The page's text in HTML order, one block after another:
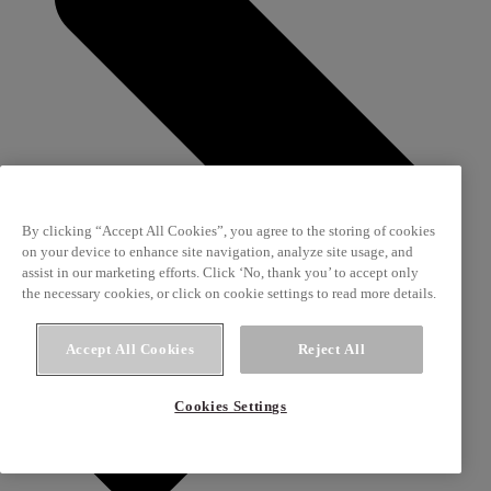
By clicking “Accept All Cookies”, you agree to the storing of cookies
on your device to enhance site navigation, analyze site usage, and
assist in our marketing efforts. Click ‘No, thank you’ to accept only
the necessary cookies, or click on cookie settings to read more details.
Accept All Cookies Reject All
Cookies Settings